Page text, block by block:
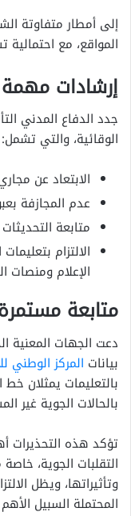
إلى أمطار متفاوتة
المواقع، مع
إرشادات مهمة
جدد الدفاع المدني
الوقائية، والتي تشمل:
الابتعاد عن
عدم المجازفة
متابعة
الالتزام
الإعلام ومنصات
متابعة
دعت الجهات المعنية
بيانات المركز الوطني
بالتعليمات يمثلان خط
بالحالات الجوية غير
تؤكد هذه التحذيرات
التقلبات الجوية،
وتأثيراتها، ويظل
المحتملة السبيل